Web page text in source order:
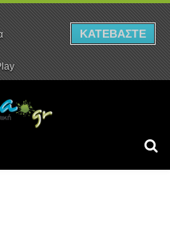
Ρεπορτάζ
ΚΑΤΕΒΑΣΤΕ